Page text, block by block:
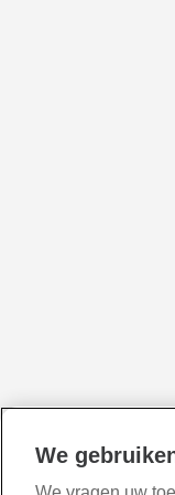
We